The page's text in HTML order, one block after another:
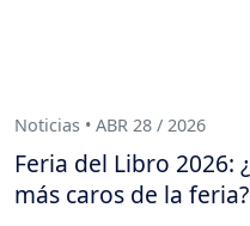
Noticias • ABR 28 / 2026
Feria del Libro 2026:
más caros de la feria?